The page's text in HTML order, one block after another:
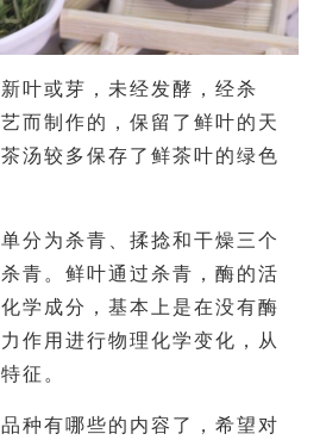
或芽，未经发酵，经杀
而制作的，保留了鲜叶的天
汤较多保存了鲜茶叶的绿色
为杀青、揉捻和干燥三个
青。鲜叶通过杀青，酶的活
学成分，基本上是在没有酶
作用进行物理化学变化，从
征。
有哪些的内容了，希望对